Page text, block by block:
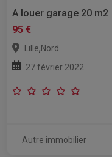
A louer garage 20 m2
95 €
Lille,Nord
27 février 2022
Autre immobilier